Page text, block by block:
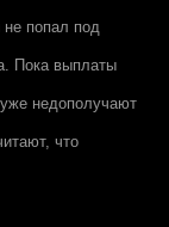
не попал под
Пока выплаты
недополучают
что